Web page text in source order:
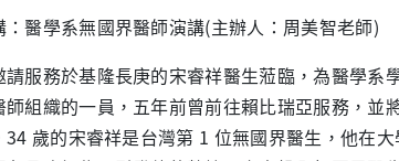
醫學系無國界醫師演講(主辦人：周美智老師)
務於基隆長庚的宋睿祥醫生蒞臨，為醫學系
師組織的一員，五年前曾前往賴比瑞亞服務，
歲的宋睿祥是台灣第 1 位無國界醫生，他在